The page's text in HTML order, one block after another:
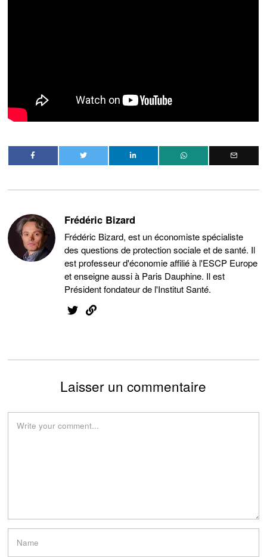
Frédéric Bizard
Frédéric Bizard, est un économiste spécialiste
des questions de protection sociale et de santé. Il
est professeur d'économie affilié à l'ESCP Europe
et enseigne aussi à Paris Dauphine. Il est
Président fondateur de l'Institut Santé.
Laisser un commentaire